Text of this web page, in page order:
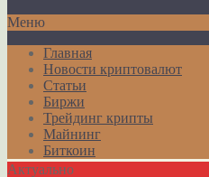
Меню
Главная
Новости криптовалют
Статьи
Биржи
Трейдинг крипты
Майнинг
Биткоин
Актуально